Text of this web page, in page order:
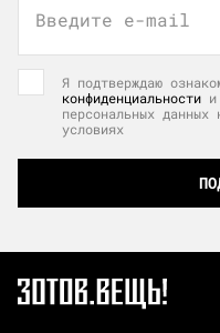
Введите e-mail
Я подтверждаю
конфиденциальности
персональных
условиях